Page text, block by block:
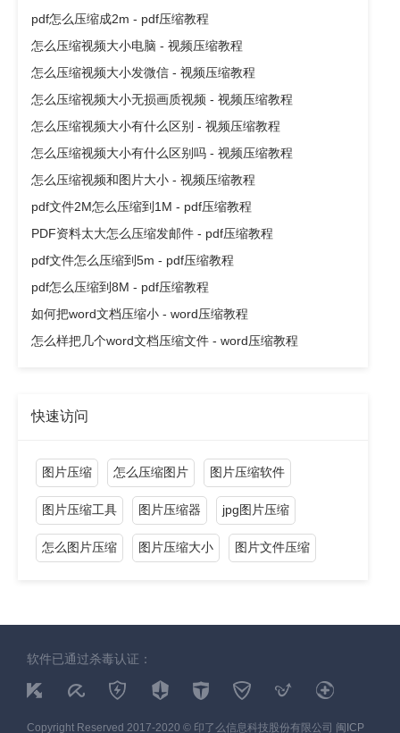
pdf怎么压缩成2m - pdf压缩教程
怎么压缩视频大小电脑 - 视频压缩教程
怎么压缩视频大小发微信 - 视频压缩教程
怎么压缩视频大小无损画质视频 - 视频压缩教程
怎么压缩视频大小有什么区别 - 视频压缩教程
怎么压缩视频大小有什么区别吗 - 视频压缩教程
怎么压缩视频和图片大小 - 视频压缩教程
pdf文件2M怎么压缩到1M - pdf压缩教程
PDF资料太大怎么压缩发邮件 - pdf压缩教程
pdf文件怎么压缩到5m - pdf压缩教程
pdf怎么压缩到8M - pdf压缩教程
如何把word文档压缩小 - word压缩教程
怎么样把几个word文档压缩文件 - word压缩教程
快速访问
图片压缩 怎么压缩图片 图片压缩软件
图片压缩工具 图片压缩器 jpg图片压缩
怎么图片压缩 图片压缩大小 图片文件压缩
软件已通过杀毒认证：
Copyright Reserved 2017-2020 © 印了么信息科技股份有限公司 闽ICP